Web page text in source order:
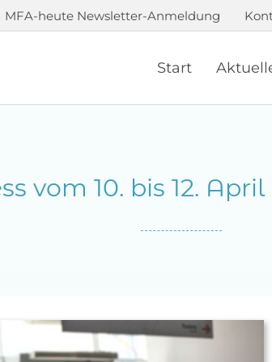
MFA-heute Newsletter-Anmeldung
Start
vom 10. bis 12.